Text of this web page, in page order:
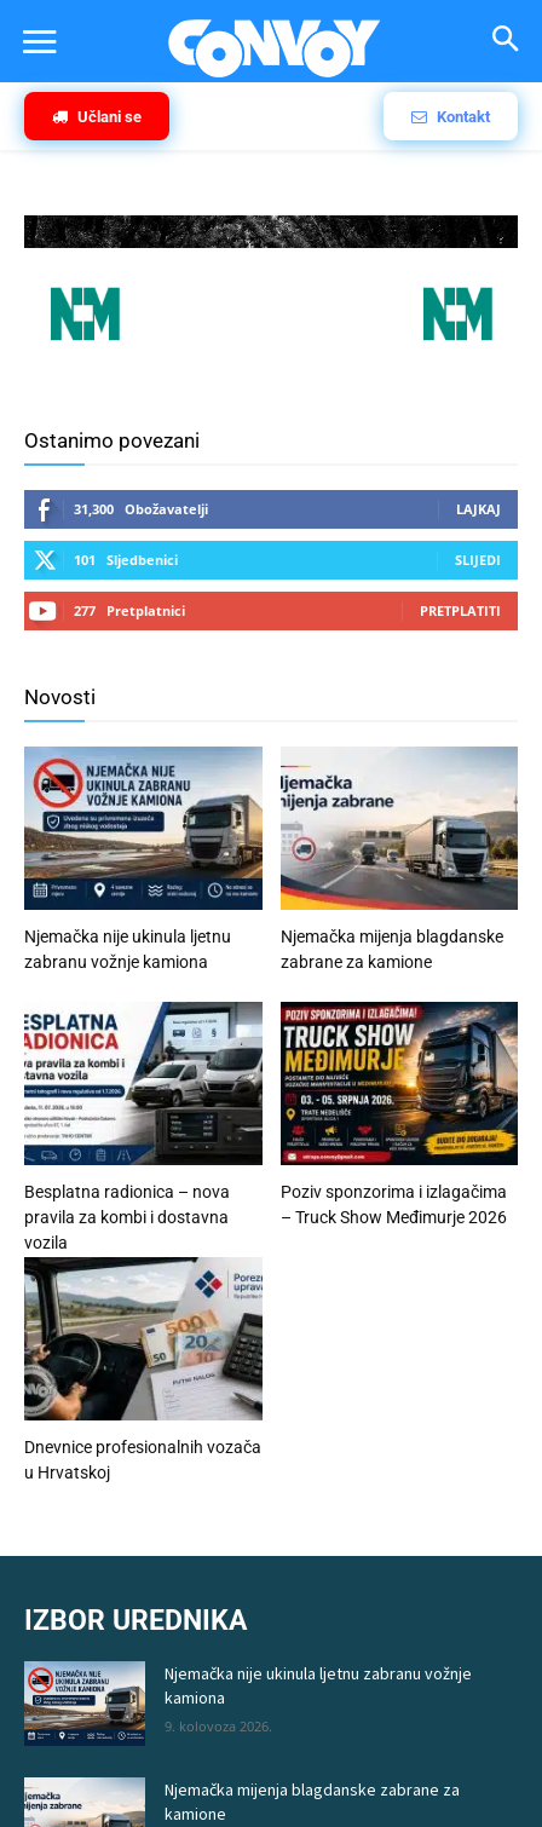
Učlani se Kontakt
Ostanimo povezani
31,300 Obožavatelji LAJKAJ
101 Sljedbenici SLIJEDI
277 Pretplatnici PRETPLATITI
Novosti
Njemačka nije ukinula ljetnu
zabranu vožnje kamiona
Njemačka mijenja blagdanske
zabrane za kamione
Besplatna radionica – nova
pravila za kombi i dostavna
vozila
Poziv sponzorima i izlagačima
– Truck Show Međimurje 2026
Dnevnice profesionalnih vozača
u Hrvatskoj
IZBOR UREDNIKA
Njemačka nije ukinula ljetnu zabranu vožnje
kamiona
9. kolovoza 2026.
Njemačka mijenja blagdanske zabrane za
kamione